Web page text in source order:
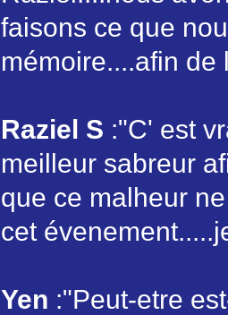
faisons ce que
mémoire....afin de
Raziel S :"C' est
meilleur sabreur
que ce malheur
cet
Yen :"Peut-etre